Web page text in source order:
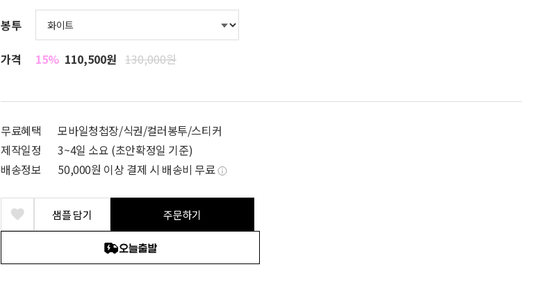
봉투
가격 15% 110,500원 130,000원
무료혜택
모바일청첩장/식권/컬러봉투/스티커
제작일정
3~4일 소요 (초안확정일 기준)
배송정보
50,000원 이상 결제 시 배송비 무료
샘플 담기 주문하기